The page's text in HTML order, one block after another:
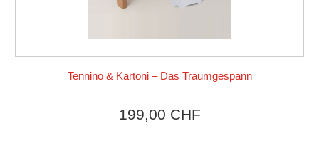
Produkt ansehen
Tennino & Kartoni – Das Traumgespann
199,00 CHF